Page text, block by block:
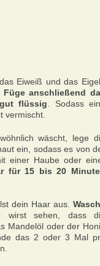
Eiweiß und das
Füge anschließend
flüssig . Sodass
vermischt.
wäscht, lege
ein, sodass es von
einer Haube oder
für 15 bis 20
dein Haar aus.
wirst sehen, dass
Mandelöl oder der
das 2 oder 3 Mal